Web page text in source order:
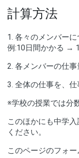
計算方法
1. 各々のメンバー
例:10日間かかる →
2. 各メンバーの仕事
3. 全体の仕事を、仕
※学校の授業では分
このほかにも中学
ください。
このページのフォー